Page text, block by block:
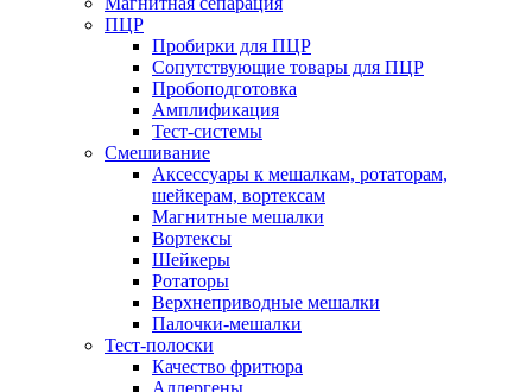
ПЦР
Пробирки для ПЦР
Сопутствующие товары для ПЦР
Пробоподготовка
Амплификация
Тест-системы
Смешивание
Аксессуары к мешалкам, ротаторам,
шейкерам, вортексам
Магнитные мешалки
Вортексы
Шейкеры
Ротаторы
Верхнеприводные мешалки
Палочки-мешалки
Тест-полоски
Качество фритюра
Аллергены